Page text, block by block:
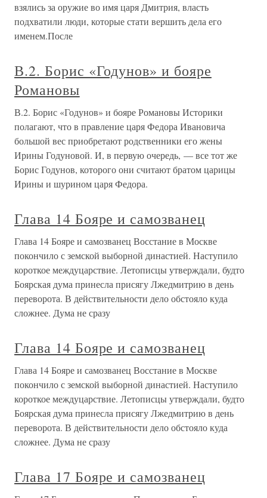
взялись за оружие во имя царя Дмитрия, власть
подхватили люди, которые стати вершить дела его
именем.После
В.2. Борис «Годунов» и бояре
Романовы
В.2. Борис «Годунов» и бояре Романовы Историки
полагают, что в правление царя Федора Ивановича
большой вес приобретают родственники его жены
Ирины Годуновой. И, в первую очередь, — все тот же
Борис Годунов, которого они считают братом царицы
Ирины и шурином царя Федора.
Глава 14 Бояре и самозванец
Глава 14 Бояре и самозванец Восстание в Москве
покончило с земской выборной династией. Наступило
короткое междуцарствие. Летописцы утверждали, будто
Боярская дума принесла присягу Лжедмитрию в день
переворота. В действительности дело обстояло куда
сложнее. Дума не сразу
Глава 14 Бояре и самозванец
Глава 14 Бояре и самозванец Восстание в Москве
покончило с земской выборной династией. Наступило
короткое междуцарствие. Летописцы утверждали, будто
Боярская дума принесла присягу Лжедмитрию в день
переворота. В действительности дело обстояло куда
сложнее. Дума не сразу
Глава 17 Бояре и самозванец